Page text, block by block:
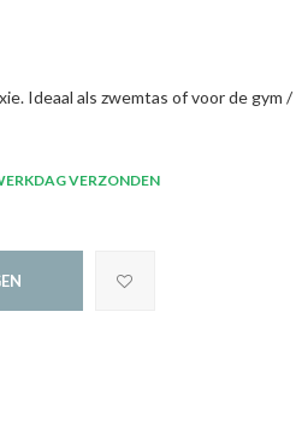
Ideaal als zwemtas of voor de gym /
VERZONDEN